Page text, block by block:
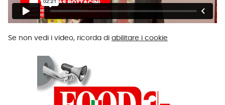
Se non vedi i video, ricorda di abilitare i cookie